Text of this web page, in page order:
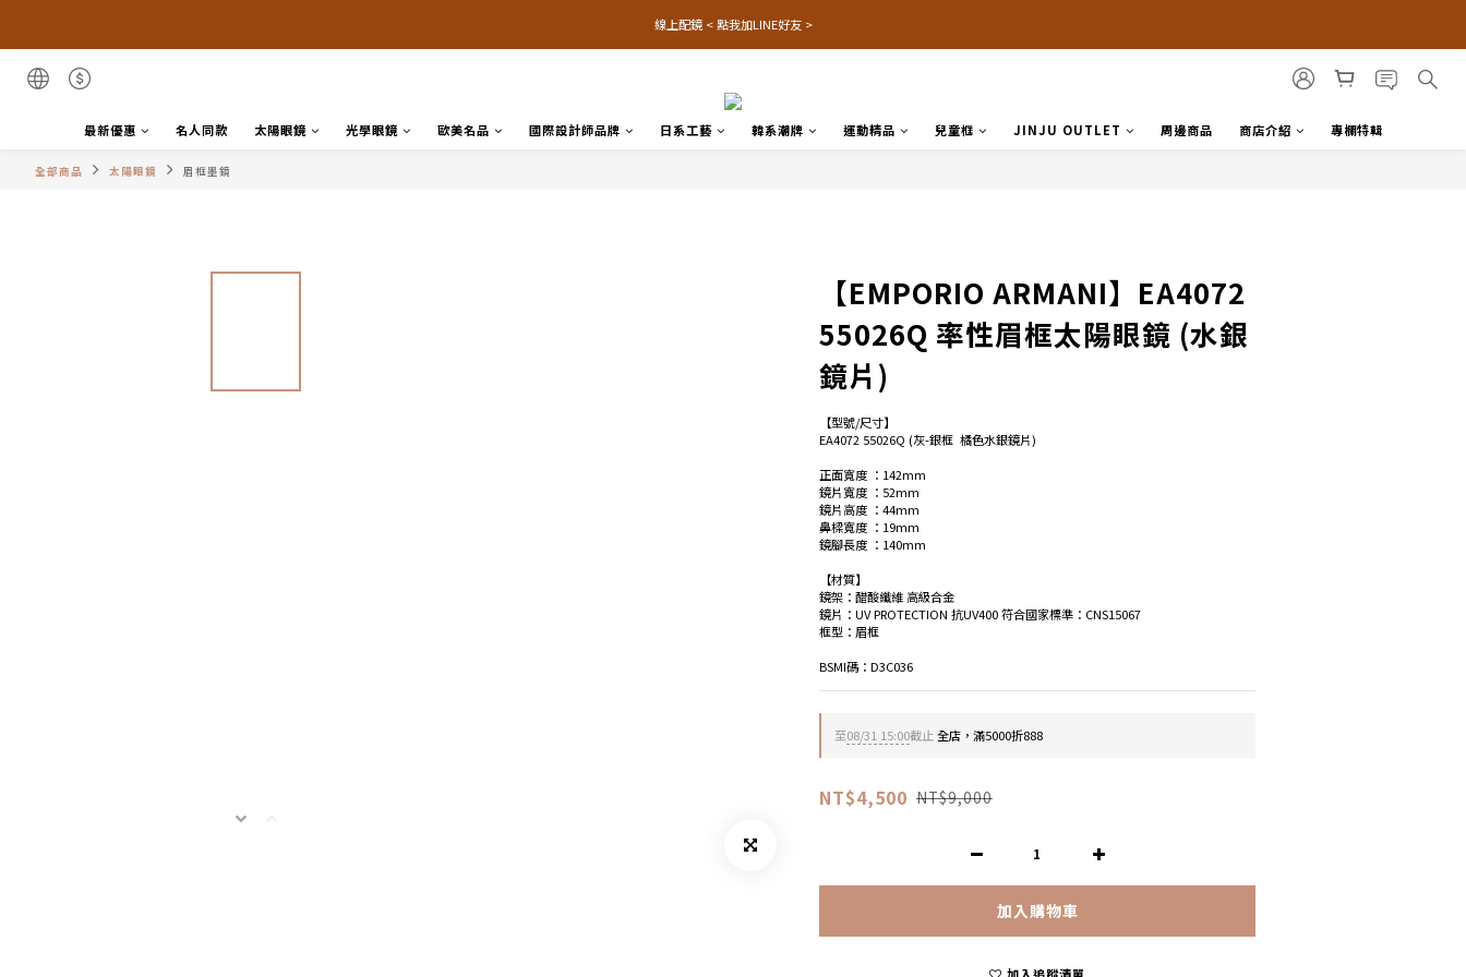
線上配鏡 < 點我加LINE好友 >
最新優惠 名人同款 太陽眼鏡 光學眼鏡 歐美名品 國際設計師品牌 日系工藝 韓系潮牌 運動精品 兒童框 JINJU OUTLET 周邊商品 商店介紹 專欄特輯
全部商品 太陽眼鏡 眉框墨鏡
【EMPORIO ARMANI】EA4072
55026Q 率性眉框太陽眼鏡 (水銀
鏡片)
【型號/尺寸】
EA4072 55026Q (灰-銀框  橘色水銀鏡片)
正面寬度 ：142mm
鏡片寬度 ：52mm
鏡片高度 ：44mm
鼻樑寬度 ：19mm
鏡腳長度 ：140mm
【材質】
鏡架：醋酸纖維 高級合金
鏡片：UV PROTECTION 抗UV400 符合國家標準：CNS15067
框型：眉框
BSMI碼：D3C036
至08/31 15:00截止全店，滿5000折888
NT$4,500 NT$9,000
加入購物車